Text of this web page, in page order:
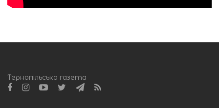
Тернопільська газета